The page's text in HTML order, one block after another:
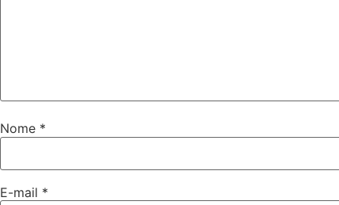
Nome *
E-mail *